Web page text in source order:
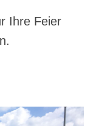
25
L 2
Ihre Feier